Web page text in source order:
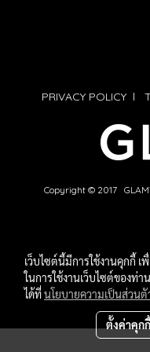
PRIVACY POLICYl
Copyright © 2017
เว็บไซต์นี้มีการใช้งานคุกกี้
ในการใช้งานเว็บไซต์ของท่
ได้ที่นโยบายความเป็นส่วนตั
ตั้งค่าคุกกี้